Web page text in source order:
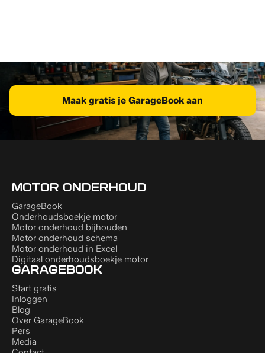
Maak gratis je GarageBook aan
MOTOR ONDERHOUD
GarageBook
Onderhoudsboekje motor
Motor onderhoud bijhouden
Motor onderhoud schema
Motor onderhoud in Excel
Digitaal onderhoudsboekje motor
GARAGEBOOK
Start gratis
Inloggen
Blog
Over GarageBook
Pers
Media